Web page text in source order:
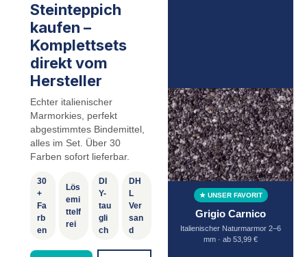
Steinteppich
kaufen –
Komplettsets
direkt vom
Hersteller
Echter italienischer
Marmorkies, perfekt
abgestimmtes Bindemittel,
alles im Set. Über 30
Farben sofort lieferbar.
30
+
Fa
rb
en
Lös
emi
ttelf
rei
DI
Y-
tau
gli
ch
DH
L
Ver
san
d
★ UNSER FAVORIT
Grigio Carnico
Italienischer Naturmarmor 2–6
mm · ab 53,99 €